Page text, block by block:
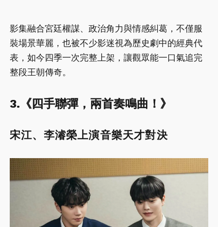
影集融合宮廷權謀、政治角力與情感糾葛，不僅服
裝場景華麗，也被不少影迷視為歷史劇中的經典代
表，如今四季一次完整上架，讓觀眾能一口氣追完
整段王朝傳奇。
3.《四手聯彈，兩首奏鳴曲！》
宋江、李濬榮上演音樂天才對決